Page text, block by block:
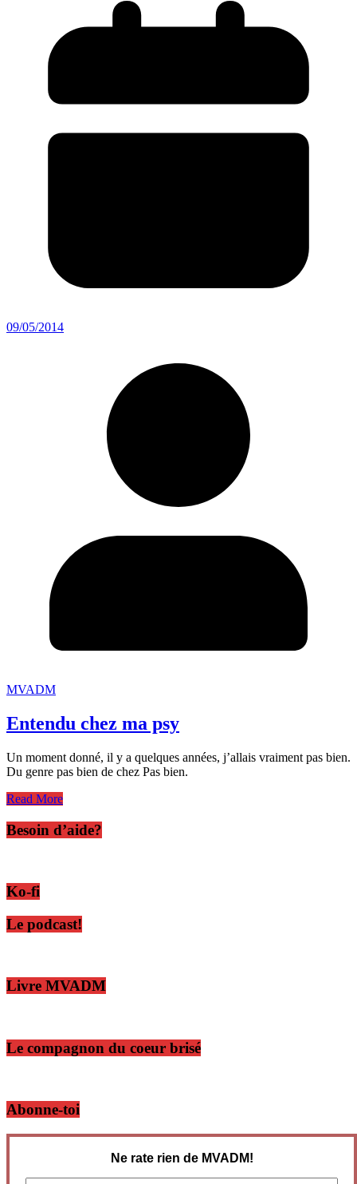
09/05/2014
MVADM
Entendu chez ma psy
Un moment donné, il y a quelques années, j’allais vraiment pas bien.
Du genre pas bien de chez Pas bien.
Read More
Besoin d’aide?
Ko-fi
Le podcast!
Livre MVADM
Le compagnon du coeur brisé
Abonne-toi
Ne rate rien de MVADM!